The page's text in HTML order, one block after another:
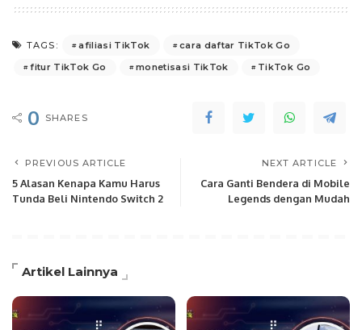
TAGS: afiliasi TikTok
cara daftar TikTok Go
fitur TikTok Go
monetisasi TikTok TikTok Go
0 SHARES
PREVIOUS ARTICLE
5 Alasan Kenapa Kamu Harus
Tunda Beli Nintendo Switch 2
NEXT ARTICLE
Cara Ganti Bendera di Mobile
Legends dengan Mudah
Artikel Lainnya